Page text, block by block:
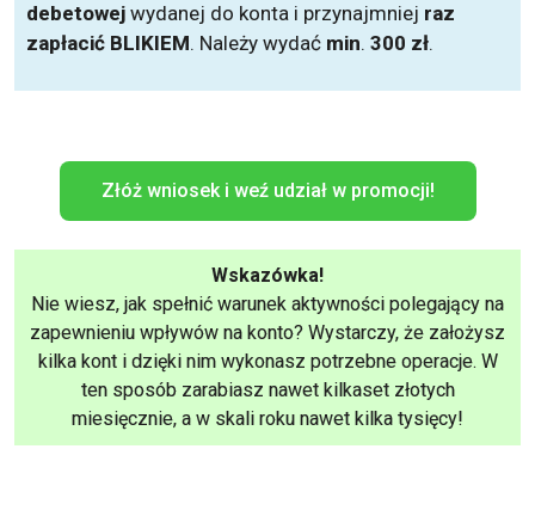
debetowej wydanej do konta i przynajmniej raz
zapłacić BLIKIEM. Należy wydać min. 300 zł.
Złóż wniosek i weź udział w promocji!
Wskazówka!
Nie wiesz, jak spełnić warunek aktywności polegający na
zapewnieniu wpływów na konto? Wystarczy, że założysz
kilka kont i dzięki nim wykonasz potrzebne operacje. W
ten sposób zarabiasz nawet kilkaset złotych
miesięcznie, a w skali roku nawet kilka tysięcy!